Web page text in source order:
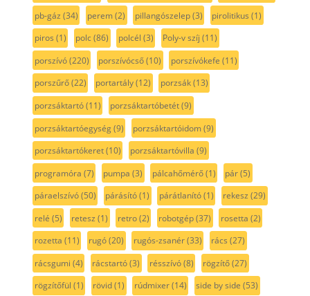
pb-gáz (34) perem(2) pillangószelep(3) pirolitikus (1)
piros (1) polc(86) polcél (3) Poly-v szíj (11)
porszívó(220) porszívócső(10) porszívókefe (11)
porszűrő(22) portartály(12) porzsák(13)
porzsáktartó(11) porzsáktartóbetét(9)
porzsáktartóegység(9) porzsáktartóidom(9)
porzsáktartókeret(10) porzsáktartóvilla (9)
programóra (7) pumpa (3) pálcahőmérő(1) pár(5)
páraelszívó(50) párásító(1) párátlanító(1) rekesz (29)
relé (5) retesz (1) retro(2) robotgép(37) rosetta (2)
rozetta (11) rugó(20) rugós-zsanér(33) rács (27)
rácsgumi (4) rácstartó(3) résszívó(8) rögzítő(27)
rögzítőfül (1) rövid(1) rúdmixer(14) side by side (53)